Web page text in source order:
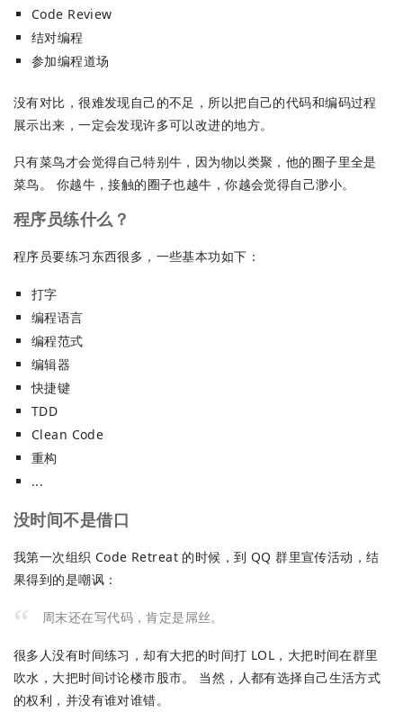
Code Review
结对编程
参加编程道场
没有对比，很难发现自己的不足，所以把自己的代码和编码过程
展示出来，一定会发现许多可以改进的地方。
只有菜鸟才会觉得自己特别牛，因为物以类聚，他的圈子里全是
菜鸟。 你越牛，接触的圈子也越牛，你越会觉得自己渺小。
程序员练什么？
程序员要练习东西很多，一些基本功如下：
打字
编程语言
编程范式
编辑器
快捷键
TDD
Clean Code
重构
...
没时间不是借口
我第一次组织 Code Retreat 的时候，到 QQ 群里宣传活动，结
果得到的是嘲讽：
周末还在写代码，肯定是屌丝。
很多人没有时间练习，却有大把的时间打 LOL，大把时间在群里
吹水，大把时间讨论楼市股市。 当然，人都有选择自己生活方式
的权利，并没有谁对谁错。